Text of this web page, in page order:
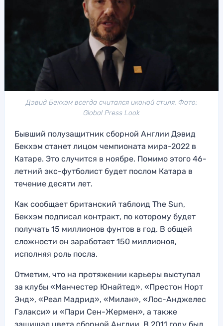
Дэвид Бекхэм всегда считался иконой стиля. Фото:
Global Press Look
Бывший полузащитник сборной Англии Дэвид
Бекхэм станет лицом чемпионата мира-2022 в
Катаре. Это случится в ноябре. Помимо этого 46-
летний экс-футболист будет послом Катара в
течение десяти лет.
Как сообщает британский таблоид The Sun,
Бекхэм подписал контракт, по которому будет
получать 15 миллионов фунтов в год. В общей
сложности он заработает 150 миллионов,
исполняя роль посла.
Отметим, что на протяжении карьеры выступал
за клубы «Манчестер Юнайтед», «Престон Норт
Энд», «Реал Мадрид», «Милан», «Лос-Анджелес
Гэлакси» и «Пари Сен-Жермен», а также